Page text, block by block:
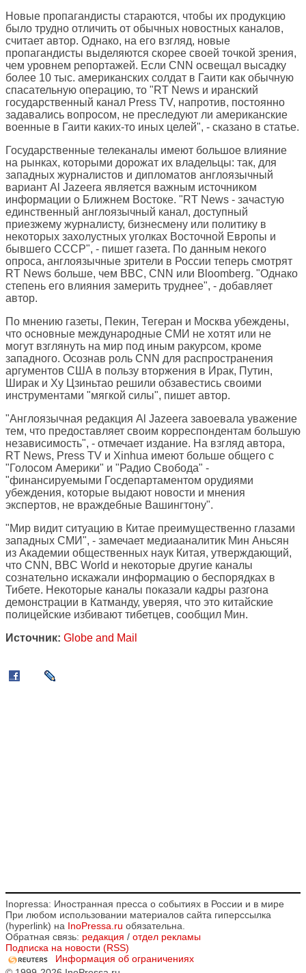
Новые пропагандисты стараются, чтобы их продукцию
было трудно отличить от обычных новостных каналов,
считает автор. Однако, на его взгляд, новые
пропагандисты выделяются скорее своей точкой зрения,
чем уровнем репортажей. Если CNN освещал высадку
более 10 тыс. американских солдат в Гаити как обычную
спасательную операцию, то "RT News и иранский
государственный канал Press TV, напротив, постоянно
задавались вопросом, не преследуют ли американские
военные в Гаити каких-то иных целей", - сказано в статье.
Государственные телеканалы имеют большое влияние
на рынках, которыми дорожат их владельцы: так, для
западных журналистов и дипломатов англоязычный
вариант Al Jazeera является важным источником
информации о Ближнем Востоке. "RT News - зачастую
единственный англоязычный канал, доступный
приезжему журналисту, бизнесмену или политику в
некоторых захолустных уголках Восточной Европы и
бывшего СССР", - пишет газета. По данным некого
опроса, англоязычные зрители в России теперь смотрят
RT News больше, чем BBC, CNN или Bloomberg. "Однако
степень его влияния замерить труднее", - добавляет
автор.
По мнению газеты, Пекин, Тегеран и Москва убеждены,
что основные международные СМИ не хотят или не
могут взглянуть на мир под иным ракурсом, кроме
западного. Осознав роль CNN для распространения
аргументов США в пользу вторжения в Ирак, Путин,
Ширак и Ху Цзиньтао решили обзавестись своими
инструментами "мягкой силы", пишет автор.
"Англоязычная редакция Al Jazeera завоевала уважение
тем, что предоставляет своим корреспондентам большую
независимость", - отмечает издание. На взгляд автора,
RT News, Press TV и Xinhua имеют больше общего с
"Голосом Америки" и "Радио Свобода" -
"финансируемыми Госдепартаментом орудиями
убеждения, которые выдают новости и мнения
экспертов, не враждебные Вашингтону".
"Мир видит ситуацию в Китае преимущественно глазами
западных СМИ", - замечает медиааналитик Мин Аньсян
из Академии общественных наук Китая, утверждающий,
что CNN, BBC World и некоторые другие каналы
сознательно искажали информацию о беспорядках в
Тибете. Некоторые каналы показали кадры разгона
демонстрации в Катманду, уверяя, что это китайские
полицейские избивают тибетцев, сообщил Мин.
Источник: Globe and Mail
Inopressa: Иностранная пресса о событиях в России и в мире
При любом использовании материалов сайта гиперссылка
(hyperlink) на InoPressa.ru обязательна.
Обратная связь: редакция / отдел рекламы
Подписка на новости (RSS)
Информация об ограничениях